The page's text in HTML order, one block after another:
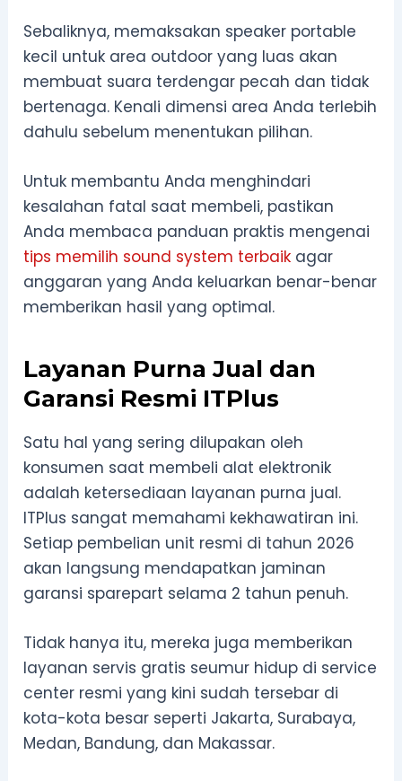
Sebaliknya, memaksakan speaker portable
kecil untuk area outdoor yang luas akan
membuat suara terdengar pecah dan tidak
bertenaga. Kenali dimensi area Anda terlebih
dahulu sebelum menentukan pilihan.
Untuk membantu Anda menghindari
kesalahan fatal saat membeli, pastikan
Anda membaca panduan praktis mengenai
tips memilih sound system terbaik agar
anggaran yang Anda keluarkan benar-benar
memberikan hasil yang optimal.
Layanan Purna Jual dan
Garansi Resmi ITPlus
Satu hal yang sering dilupakan oleh
konsumen saat membeli alat elektronik
adalah ketersediaan layanan purna jual.
ITPlus sangat memahami kekhawatiran ini.
Setiap pembelian unit resmi di tahun 2026
akan langsung mendapatkan jaminan
garansi sparepart selama 2 tahun penuh.
Tidak hanya itu, mereka juga memberikan
layanan servis gratis seumur hidup di service
center resmi yang kini sudah tersebar di
kota-kota besar seperti Jakarta, Surabaya,
Medan, Bandung, dan Makassar.